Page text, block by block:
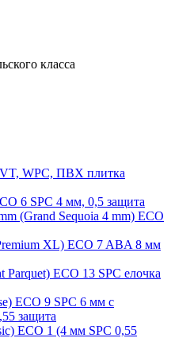
класса
WPC, ПВХ плитка
6 SPC 4 мм, 0,5 защита
(Grand Sequoia 4 mm) ECO
XL) ECO 7 ABA 8 мм
ECO 13 SPC елочка
ECO 9 SPC 6 мм с
защита
ECO 1 (4 мм SPC 0,55